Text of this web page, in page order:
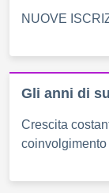
NUOVE
Gli anni di
Crescita